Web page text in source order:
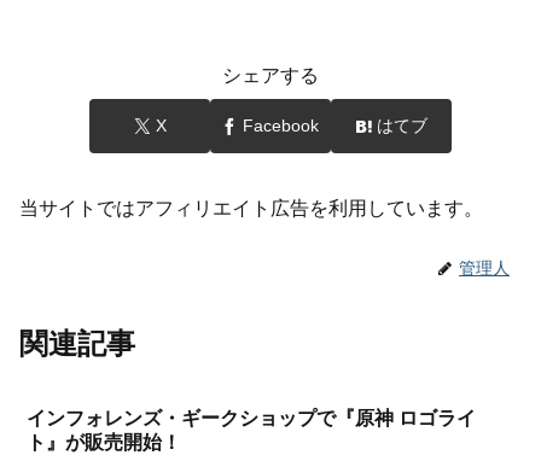
シェアする
X Facebook はてブ
当サイトではアフィリエイト広告を利用しています。
管理人
関連記事
インフォレンズ・ギークショップで『原神 ロゴライ
ト』が販売開始！